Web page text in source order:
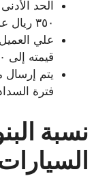
الحد
٣٥٠ ريال عماني.
علي
قيمته إلى ٢٠٪ كدفعة أولي.
يتم
فترة
نسبة